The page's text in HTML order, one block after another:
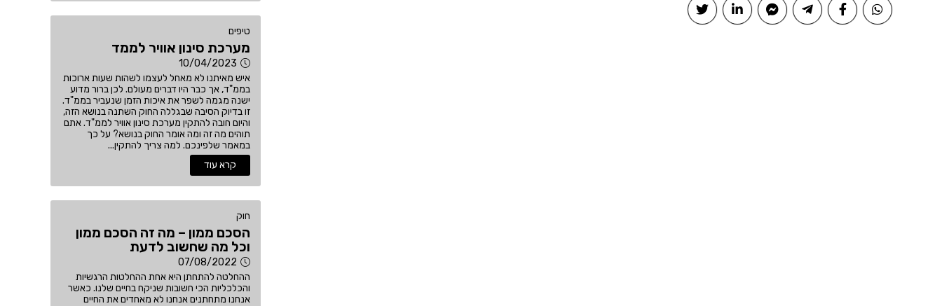
טיפים
מערכת סינון אוויר לממד
10/04/2023
איש מאיתנו לא מאחל לעצמו לשהות שעות ארוכות
בממ"ד, אך כבר היו דברים מעולם. לכן ברור מדוע
ישנה מגמה לשפר את איכות הזמן שנעביר בממ"ד.
זו בדיוק הסיבה שבגללה החוק השתנה בנושא הזה,
והיום חובה להתקין מערכת סינון אוויר לממ"ד. אתם
תוהים מה זה ומה אומר החוק בנושא? על כך
במאמר שלפינכם. למה צריך להתקין...
קרא עוד
חוק
הסכם ממון – מה זה הסכם ממון
וכל מה שחשוב לדעת
07/08/2022
ההחלטה להתחתן היא אחת ההחלטות הרגשיות
והכלכליות הכי חשובות שניקח בחיים שלנו. כאשר
אנחנו מתחתנים אנחנו לא מאחדים את החיים